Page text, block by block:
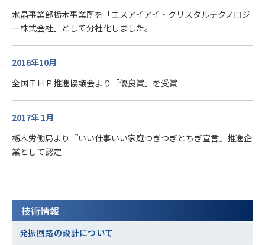
水晶事業部栃木事業所を「エスアイアイ・クリスタルテクノロジ
ー株式会社」として分社化しました。
2016年10月
全国ＴＨＰ推進協議会より「優良賞」を受賞
2017年 1月
栃木労働局より『いい仕事いい家庭つぎつぎとちぎ宣言』推進企
業として認定
技術情報
発振回路の設計について